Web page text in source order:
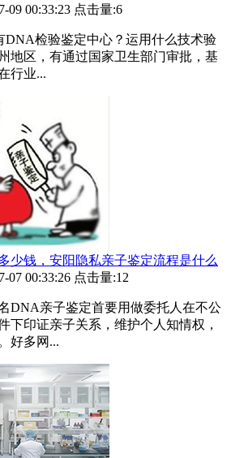
09 00:33:23 点击量:6
DNA检验鉴定中心？运用什么技术验
地区，有通过国家卫生部门审批，基
行业...
少钱，安阳隐私亲子鉴定流程是什么
07 00:33:26 点击量:12
DNA亲子鉴定首要用做委托人在不公
下印证亲子关系，维护个人知情权，
好多网...